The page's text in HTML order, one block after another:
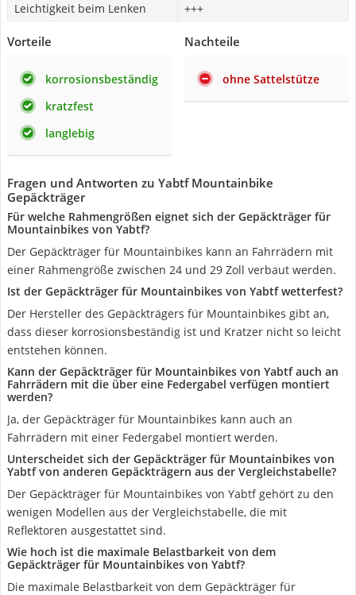
Leichtigkeit beim Lenken
+++
Vorteile
korrosionsbeständig
kratzfest
langlebig
Nachteile
ohne Sattelstütze
Fragen und Antworten zu Yabtf Mountainbike
Gepäckträger
Für welche Rahmengrößen eignet sich der Gepäckträger für
Mountainbikes von Yabtf?
Der Gepäckträger für Mountainbikes kann an Fahrrädern mit
einer Rahmengröße zwischen 24 und 29 Zoll verbaut werden.
Ist der Gepäckträger für Mountainbikes von Yabtf wetterfest?
Der Hersteller des Gepäckträgers für Mountainbikes gibt an,
dass dieser korrosionsbeständig ist und Kratzer nicht so leicht
entstehen können.
Kann der Gepäckträger für Mountainbikes von Yabtf auch an
Fahrrädern mit die über eine Federgabel verfügen montiert
werden?
Ja, der Gepäckträger für Mountainbikes kann auch an
Fahrrädern mit einer Federgabel montiert werden.
Unterscheidet sich der Gepäckträger für Mountainbikes von
Yabtf von anderen Gepäckträgern aus der Vergleichstabelle?
Der Gepäckträger für Mountainbikes von Yabtf gehört zu den
wenigen Modellen aus der Vergleichstabelle, die mit
Reflektoren ausgestattet sind.
Wie hoch ist die maximale Belastbarkeit von dem
Gepäckträger für Mountainbikes von Yabtf?
Die maximale Belastbarkeit von dem Gepäckträger für